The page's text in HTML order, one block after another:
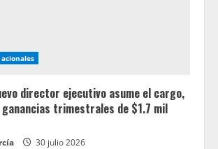
director ejecutivo asume el cargo,
trimestrales de $1.7 mil
30 julio 2026